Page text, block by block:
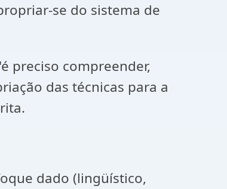
se do sistema de
preciso compreender,
das técnicas para a
dado (lingüístico,